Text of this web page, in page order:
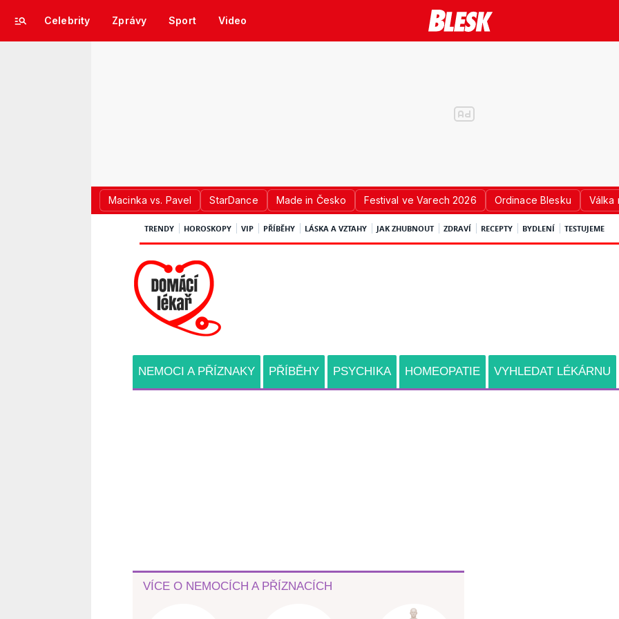
Celebrity Zprávy Sport Video
Macinka vs. Pavel StarDance Made in Česko Festival ve Varech 2026 Ordinace Blesku Válka
TRENDY HOROSKOPY VIP PŘÍBĚHY LÁSKA A VZTAHY JAK ZHUBNOUT ZDRAVÍ RECEPTY BYDLENÍ TESTUJEME
NEMOCI A PŘÍZNAKY PŘÍBĚHY PSYCHIKA HOMEOPATIE VYHLEDAT LÉKÁRNU
VÍCE O NEMOCÍCH A PŘÍZNACÍCH